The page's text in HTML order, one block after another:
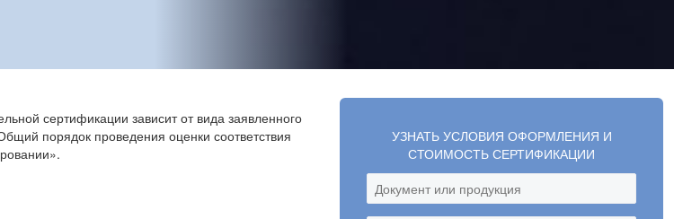
сертификации зависит от вида заявленного
порядок проведения оценки соответствия
УЗНАТЬ УСЛОВИЯ ОФОРМЛЕНИЯ И
СТОИМОСТЬ СЕРТИФИКАЦИИ